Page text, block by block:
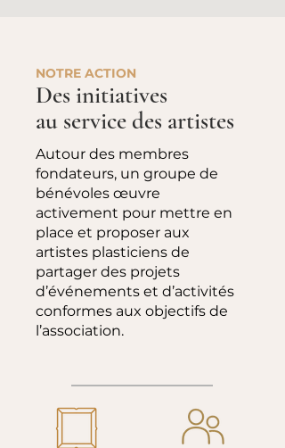
NOTRE ACTION
Des initiatives
au service des artistes
Autour des membres
fondateurs, un groupe de
bénévoles œuvre
activement pour mettre en
place et proposer aux
artistes plasticiens de
partager des projets
d’événements et d’activités
conformes aux objectifs de
l’association.